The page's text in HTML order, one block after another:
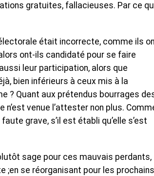
gratuites, fallacieuses. Par ce
était incorrecte, comme ils
ont-ils candidaté pour se faire
leur participation, alors que
bien inférieurs à ceux mis à la
? Quant aux prétendus bourrages
venue l’attester non plus.
grave, s’il est établi qu’elle s’est
sage pour ces mauvais perdants,
;en se réorganisant pour les prochains